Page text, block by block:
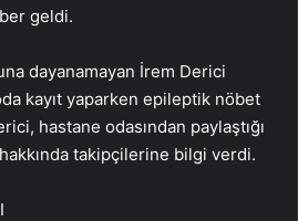
geldi.
dayanamayan İrem Derici
kayıt yaparken epileptik nöbet
hastane odasından paylaştığı
takipçilerine bilgi verdi.